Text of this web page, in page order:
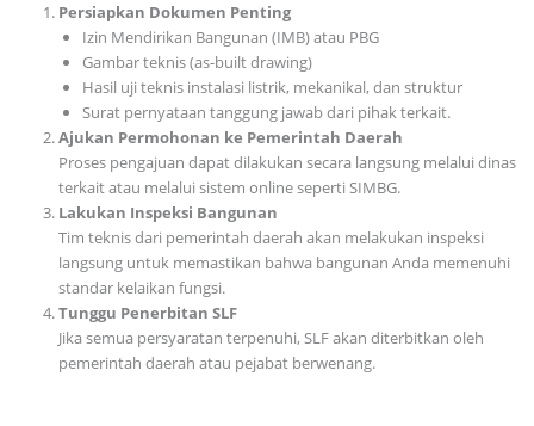
Persiapkan Dokumen Penting
Izin Mendirikan Bangunan (IMB) atau PBG
Gambar teknis (as-built drawing)
Hasil uji teknis instalasi listrik, mekanikal, dan struktur
Surat pernyataan tanggung jawab dari pihak terkait.
Ajukan Permohonan ke Pemerintah Daerah
Proses pengajuan dapat dilakukan secara langsung melalui dinas
terkait atau melalui sistem online seperti SIMBG.
Lakukan Inspeksi Bangunan
Tim teknis dari pemerintah daerah akan melakukan inspeksi
langsung untuk memastikan bahwa bangunan Anda memenuhi
standar kelaikan fungsi.
Tunggu Penerbitan SLF
Jika semua persyaratan terpenuhi, SLF akan diterbitkan oleh
pemerintah daerah atau pejabat berwenang.